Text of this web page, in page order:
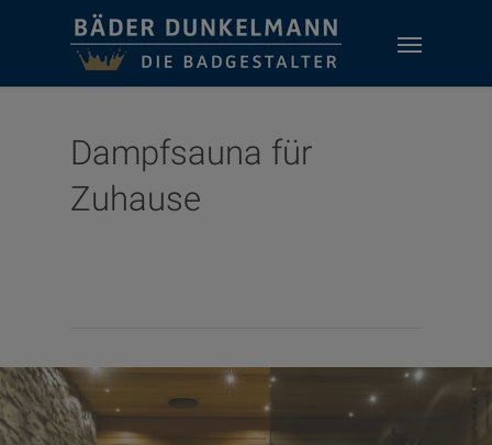
main
Dampfsauna für
Zuhause